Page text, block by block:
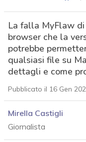
La falla MyFlaw
browser che la
potrebbe
qualsiasi file su
dettagli e come
Pubblicato il 16 Gen
Mirella Castigli
Giornalista